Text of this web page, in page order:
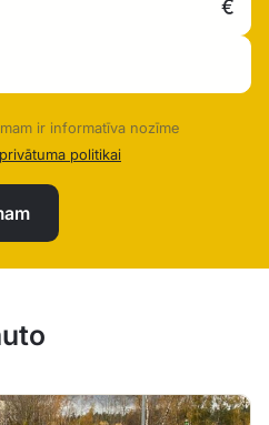
ir informatīva nozīme
privātuma politikai